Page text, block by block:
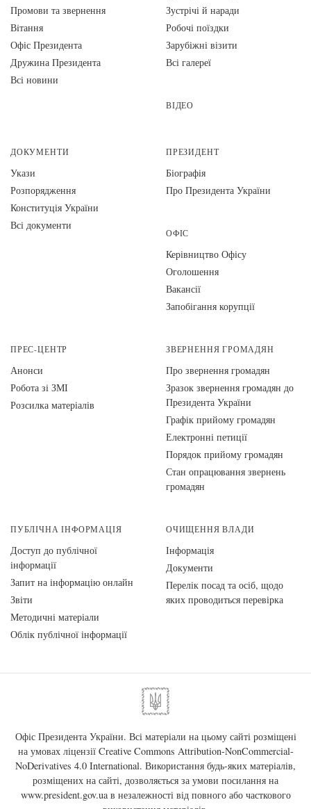
Промови та звернення
Вiтання
Офіс Президента
Дружина Президента
Всі новини
Зустрічі й наради
Робочі поїздки
Зарубіжні візити
Всі галереї
ВІДЕО
ДОКУМЕНТИ
Укази
Розпорядження
Конституція України
Всі документи
ПРЕЗИДЕНТ
Біографія
Про Президента України
ОФІС
Керівництво Офісу
Оголошення
Вакансії
Запобігання корупції
ПРЕС-ЦЕНТР
Анонси
Робота зі ЗМІ
Розсилка матеріалів
ЗВЕРНЕННЯ ГРОМАДЯН
Про звернення громадян
Зразок звернення громадян до
Президента України
Графік прийому громадян
Електронні петиції
Порядок прийому громадян
Стан опрацювання звернень
громадян
ПУБЛІЧНА ІНФОРМАЦІЯ
Доступ до публічної
інформації
Запит на інформацію онлайн
Звіти
Методичні матеріали
Облік публічної інформації
ОЧИЩЕННЯ ВЛАДИ
Інформація
Документи
Перелік посад та осіб, щодо
яких проводиться перевірка
Офіс Президента України. Всі матеріали на цьому сайті розміщені
на умовах ліцензії Creative Commons Attribution-NonCommercial-
NoDerivatives 4.0 International. Використання будь-яких матеріалів,
розміщених на сайті, дозволяється за умови посилання на
www.president.gov.uaв незалежності від повного або часткового